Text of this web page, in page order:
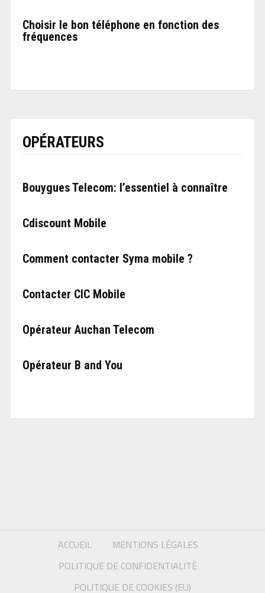
Choisir le bon téléphone en fonction des
fréquences
OPÉRATEURS
Bouygues Telecom: l’essentiel à connaître
Cdiscount Mobile
Comment contacter Syma mobile ?
Contacter CIC Mobile
Opérateur Auchan Telecom
Opérateur B and You
ACCUEIL
MENTIONS LÉGALES
POLITIQUE DE CONFIDENTIALITÉ
POLITIQUE DE COOKIES (EU)